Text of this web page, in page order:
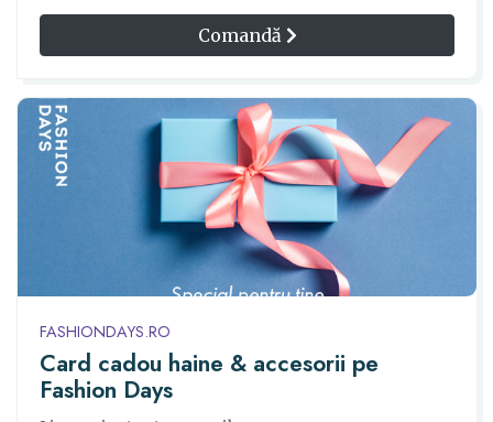
Comandă
FASHIONDAYS.RO
Card cadou haine & accesorii pe
Fashion Days